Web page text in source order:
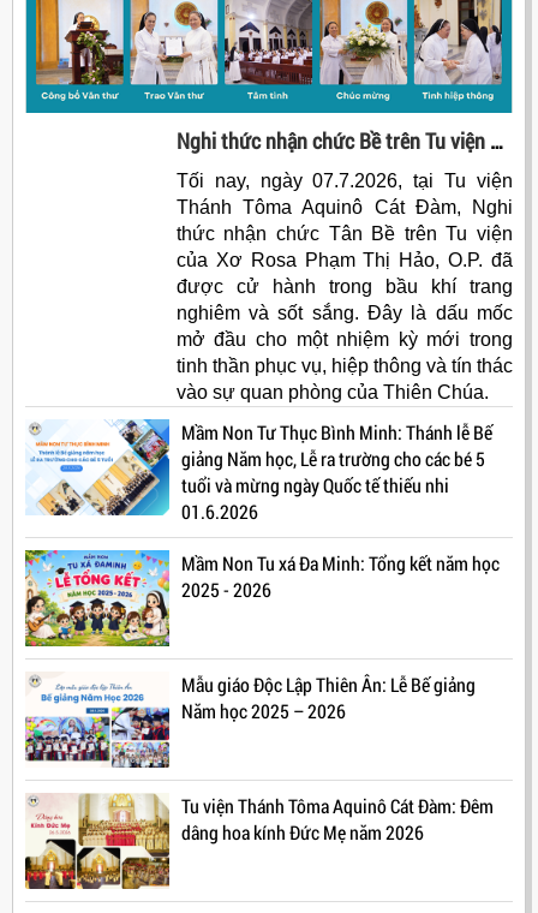
Nghi thức nhận chức Bề trên Tu viện Thánh Tôma Aquinô Cát Đàm nhiệm kỳ 2026 - 2029
Tối nay, ngày 07.7.2026, tại Tu viện
Thánh Tôma Aquinô Cát Đàm, Nghi
thức nhận chức Tân Bề trên Tu viện
của Xơ Rosa Phạm Thị Hảo, O.P. đã
được cử hành trong bầu khí trang
nghiêm và sốt sắng. Đây là dấu mốc
mở đầu cho một nhiệm kỳ mới trong
tinh thần phục vụ, hiệp thông và tín thác
vào sự quan phòng của Thiên Chúa.
Mầm Non Tư Thục Bình Minh: Thánh lễ Bế
giảng Năm học, Lễ ra trường cho các bé 5
tuổi và mừng ngày Quốc tế thiếu nhi
01.6.2026
Mầm Non Tu xá Đa Minh: Tổng kết năm học
2025 - 2026
Mẫu giáo Độc Lập Thiên Ân: Lễ Bế giảng
Năm học 2025 – 2026
Tu viện Thánh Tôma Aquinô Cát Đàm: Đêm
dâng hoa kính Đức Mẹ năm 2026